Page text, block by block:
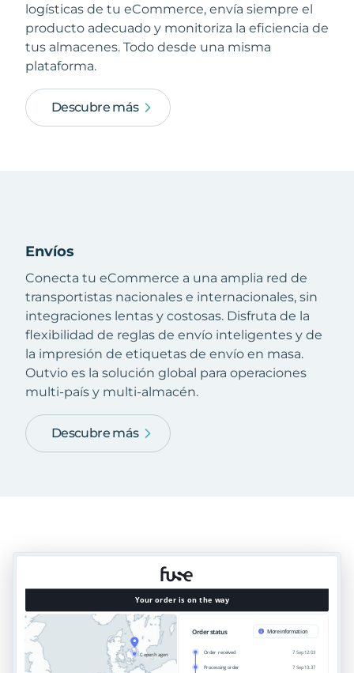
logísticas de tu eCommerce, envía siempre el
producto adecuado y monitoriza la eficiencia de
tus almacenes. Todo desde una misma
plataforma.
Descubre más
Envíos
Conecta tu eCommerce a una amplia red de
transportistas nacionales e internacionales, sin
integraciones lentas y costosas. Disfruta de la
flexibilidad de reglas de envío inteligentes y de
la impresión de etiquetas de envío en masa.
Outvio es la solución global para operaciones
multi-país y multi-almacén.
Descubre más